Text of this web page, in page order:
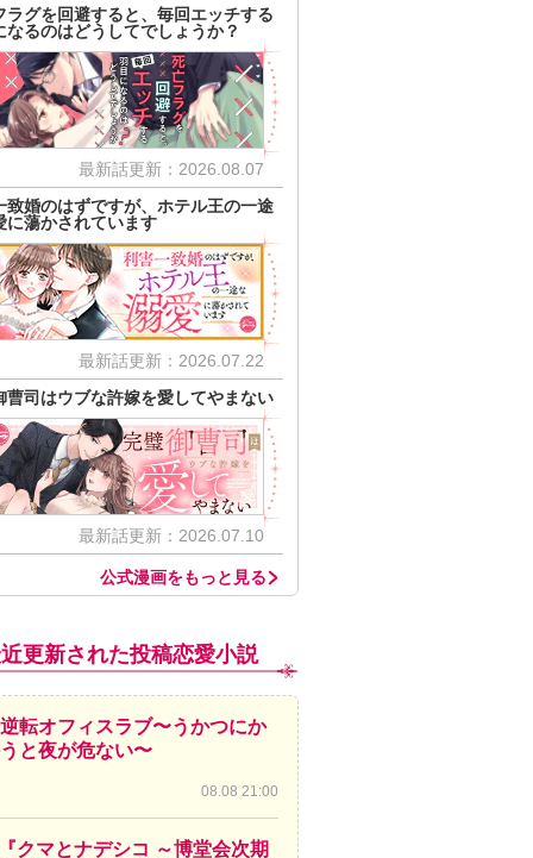
ラグを回避すると、毎回エッチする
なるのはどうしてでしょうか？
最新話更新：2026.08.07
致婚のはずですが、ホテル王の一途
に蕩かされています
最新話更新：2026.07.22
曹司はウブな許嫁を愛してやまない
最新話更新：2026.07.10
公式漫画をもっと見る
更新された投稿恋愛小説
転オフィスラブ〜うかつにか
と夜が危ない〜
08.08 21:00
クマとナデシコ ～博堂会次期